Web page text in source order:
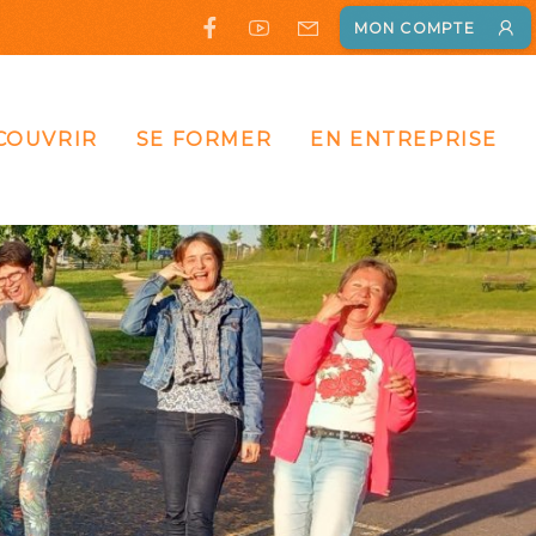
MON COMPTE
SE FORMER EN ENTREPRISE